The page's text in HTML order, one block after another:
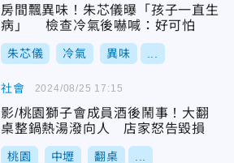
房間飄異味！朱芯儀曝「孩子一直生
病」 檢查冷氣後嚇喊：好可怕
朱芯儀 冷氣 異味
社會
影/桃園獅子會成員酒後鬧事！大翻
桌整鍋熱湯潑向人 店家怒告毀損
桃園 中壢 翻桌
2024/08/25 17:15